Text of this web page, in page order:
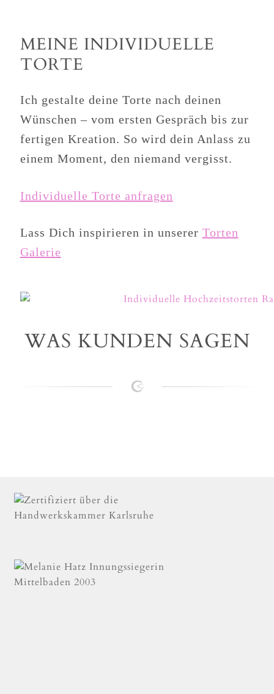
MEINE INDIVIDUELLE
TORTE
Ich gestalte deine Torte nach deinen
Wünschen – vom ersten Gespräch bis zur
fertigen Kreation. So wird dein Anlass zu
einem Moment, den niemand vergisst.
Individuelle Torte anfragen
Lass Dich inspirieren in unserer Torten
Galerie
WAS KUNDEN SAGEN